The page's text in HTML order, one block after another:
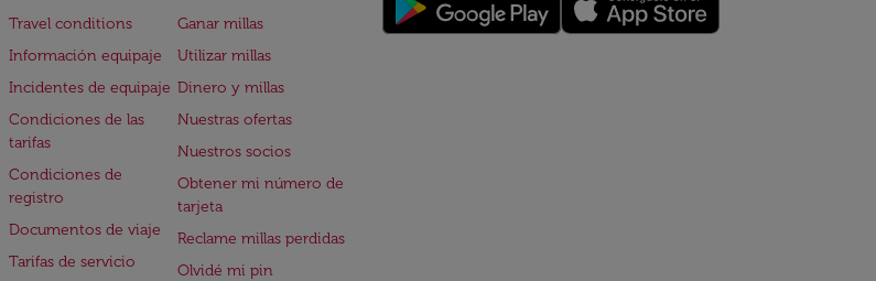
Travel conditions
Información equipaje
Incidentes de equipaje
Condiciones de las
tarifas
Condiciones de
registro
Documentos de viaje
Tarifas de servicio
Ganar millas
Utilizar millas
Dinero y millas
Nuestras ofertas
Nuestros socios
Obtener mi número de
tarjeta
Reclame millas perdidas
Olvidé mi pin